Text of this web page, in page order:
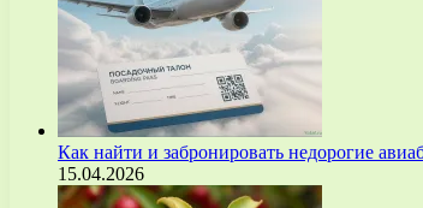
Как найти и забронировать недорогие
15.04.2026